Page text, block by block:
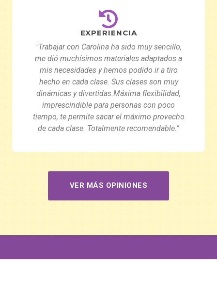
EXPERIENCIA
"Trabajar con Carolina ha sido muy sencillo,
me dió muchísimos materiales adaptados a
mis necesidades y hemos podido ir a tiro
hecho en cada clase. Sus clases son muy
dinámicas y divertidas.Máxima flexibilidad,
imprescindible para personas con poco
tiempo, te permite sacar el máximo provecho
de cada clase. Totalmente recomendable.”
VER MÁS OPINIONES